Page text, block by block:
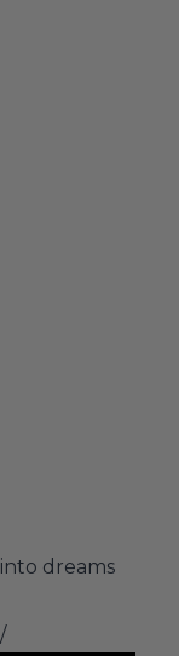
dreams